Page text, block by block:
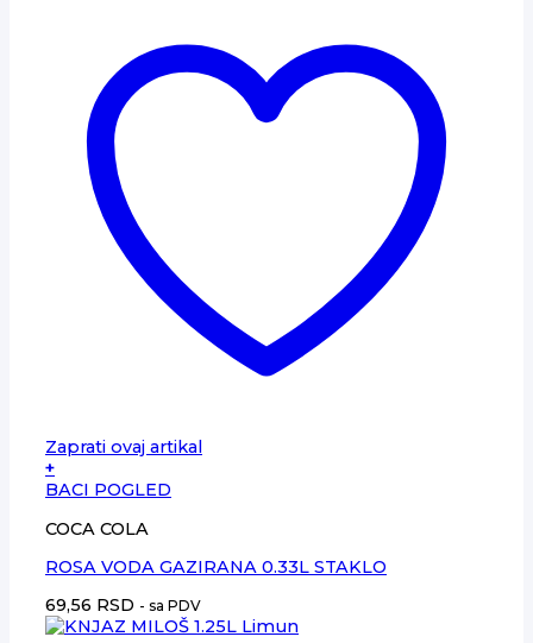
Zaprati ovaj artikal
+
BACI POGLED
COCA COLA
ROSA VODA GAZIRANA 0.33L STAKLO
69,56 RSD - sa PDV